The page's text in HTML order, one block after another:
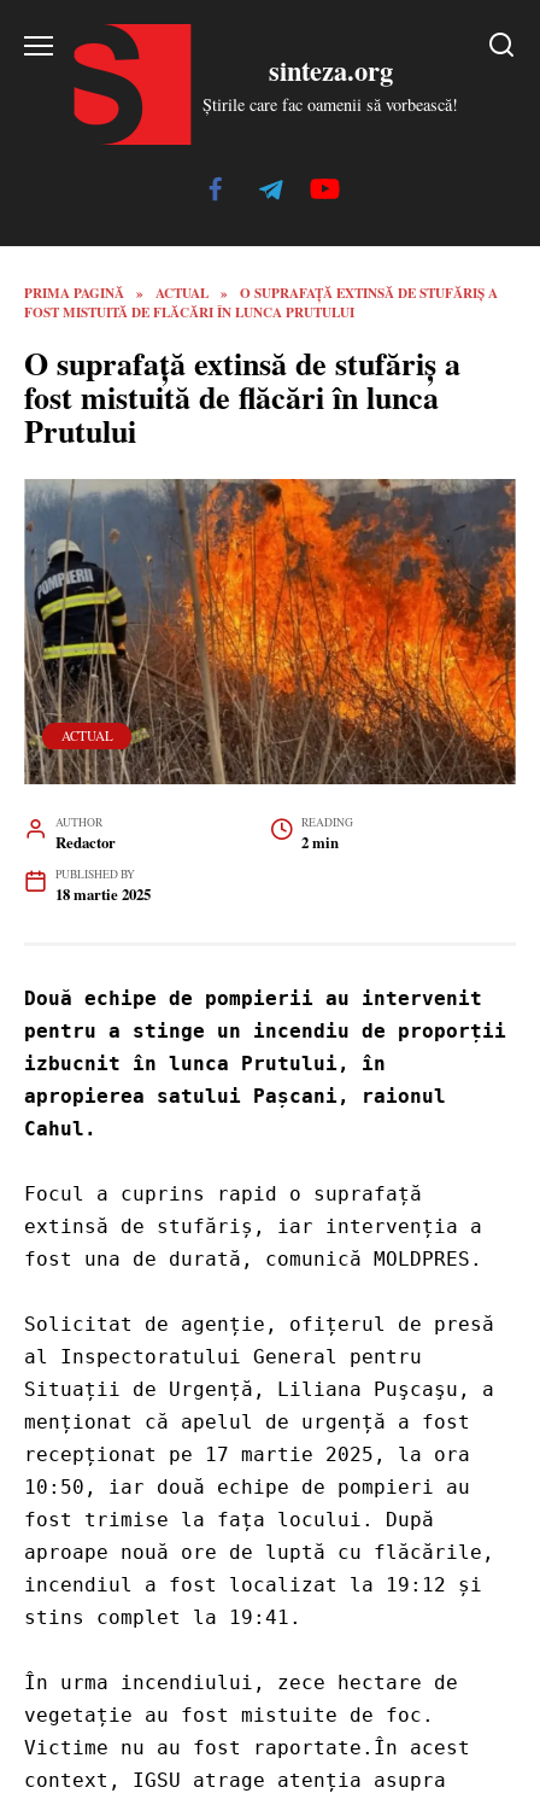
sinteza.org
Știrile care fac oamenii să vorbească!
PRIMA PAGINĂ » ACTUAL »
O SUPRAFAȚĂ EXTINSĂ DE STUFĂRIȘ A
FOST MISTUITĂ DE FLĂCĂRI ÎN LUNCA PRUTULUI
O suprafață extinsă de stufăriș a
fost mistuită de flăcări în lunca
Prutului
ACTUAL
AUTHOR
Redactor
READING
2 min
PUBLISHED BY
18 martie 2025
Două echipe de pompierii au intervenit
pentru a stinge un incendiu de proporții
izbucnit în lunca Prutului, în
apropierea satului Pașcani, raionul
Cahul.
Focul a cuprins rapid o suprafață
extinsă de stufăriș, iar intervenția a
fost una de durată, comunică MOLDPRES.
Solicitat de agenție, ofițerul de presă
al Inspectoratului General pentru
Situații de Urgență, Liliana Puşcaşu, a
menționat că apelul de urgență a fost
recepționat pe 17 martie 2025, la ora
10:50, iar două echipe de pompieri au
fost trimise la fața locului. După
aproape nouă ore de luptă cu flăcările,
incendiul a fost localizat la 19:12 și
stins complet la 19:41.
În urma incendiului, zece hectare de
vegetație au fost mistuite de foc.
Victime nu au fost raportate.În acest
context, IGSU atrage atenția asupra